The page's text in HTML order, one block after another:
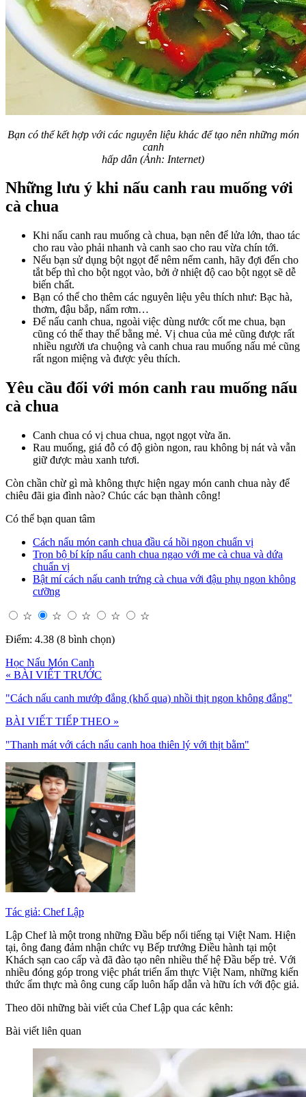
Bạn có thể kết hợp với các nguyên liệu khác để tạo nên những món
canh
hấp dẫn (Ảnh: Internet)
Những lưu ý khi nấu canh rau muống với
cà chua
Khi nấu canh rau muống cà chua, bạn nên để lửa lớn, thao tác
cho rau vào phải nhanh và canh sao cho rau vừa chín tới.
Nếu bạn sử dụng bột ngọt để nêm nếm canh, hãy đợi đến cho
tắt bếp thì cho bột ngọt vào, bởi ở nhiệt độ cao bột ngọt sẽ dễ
biến chất.
Bạn có thể cho thêm các nguyên liệu yêu thích như: Bạc hà,
thơm, đậu bắp, nấm rơm…
Để nấu canh chua, ngoài việc dùng nước cốt me chua, bạn
cũng có thể thay thế bằng mẻ. Vị chua của mẻ cũng được rất
nhiều người ưa chuộng và canh chua rau muống nấu mẻ cũng
rất ngon miệng và được yêu thích.
Yêu cầu đối với món canh rau muống nấu
cà chua
Canh chua có vị chua chua, ngọt ngọt vừa ăn.
Rau muống, giá đỗ có độ giòn ngon, rau không bị nát và vẫn
giữ được màu xanh tươi.
Còn chần chừ gì mà không thực hiện ngay món canh chua này để
chiêu đãi gia đình nào? Chúc các bạn thành công!
Có thể bạn quan tâm
Cách nấu món canh chua đầu cá hồi ngon chuẩn vị
Trọn bộ bí kíp nấu canh chua ngao với me cà chua và dứa
chuẩn vị
Bật mí cách nấu canh trứng cà chua với đậu phụ ngon không
cưỡng
☆ ☆ ☆ ☆
☆
Điểm: 4.38 (8 bình chọn)
Học Nấu Món Canh
« BÀI VIẾT TRƯỚC
"Cách nấu canh mướp đắng (khổ qua) nhồi thịt ngon không đắng"
BÀI VIẾT TIẾP THEO »
"Thanh mát với cách nấu canh hoa thiên lý với thịt bằm"
Tác giả: Chef Lập
Lập Chef là một trong những Đầu bếp nổi tiếng tại Việt Nam. Hiện
tại, ông đang đảm nhận chức vụ Bếp trưởng Điều hành tại một
Khách sạn cao cấp và đã đào tạo nên nhiều thế hệ Đầu bếp trẻ. Với
nhiều đóng góp trong việc phát triển ẩm thực Việt Nam, những kiến
thức ẩm thực mà ông cung cấp luôn hấp dẫn và hữu ích với độc giả.
Theo dõi những bài viết của Chef Lập qua các kênh:
Bài viết liên quan